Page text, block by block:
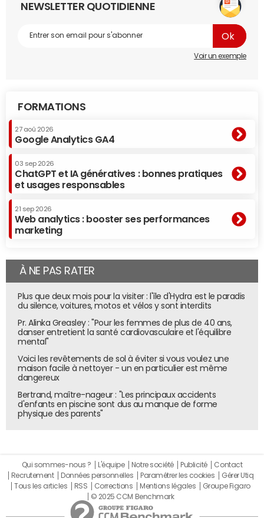
NEWSLETTER QUOTIDIENNE
Voir un exemple
FORMATIONS
27 aoû 2026
Google Analytics GA4
03 sep 2026
ChatGPT et IA génératives : bonnes pratiques
et usages responsables
21 sep 2026
Web analytics : booster ses performances
marketing
À NE PAS RATER
Plus que deux mois pour la visiter : l'île d'Hydra est le paradis
du silence, voitures, motos et vélos y sont interdits
Pr. Alinka Greasley : "Pour les femmes de plus de 40 ans,
danser entretient la santé cardiovasculaire et l'équilibre
mental"
Voici les revêtements de sol à éviter si vous voulez une
maison facile à nettoyer - un en particulier est même
dangereux
Bertrand, maître-nageur : "Les principaux accidents
d'enfants en piscine sont dus au manque de forme
physique des parents"
Qui sommes-nous ? L'équipe Notre société Publicité
Contact
Recrutement
Données personnelles Paramétrer les cookies
Gérer Utiq
Tous les articles
RSS Corrections Mentions légales
Groupe Figaro
© 2025 CCM Benchmark